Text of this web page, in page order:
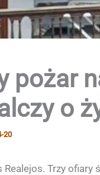
pożar
o
20
Trzy ofiary